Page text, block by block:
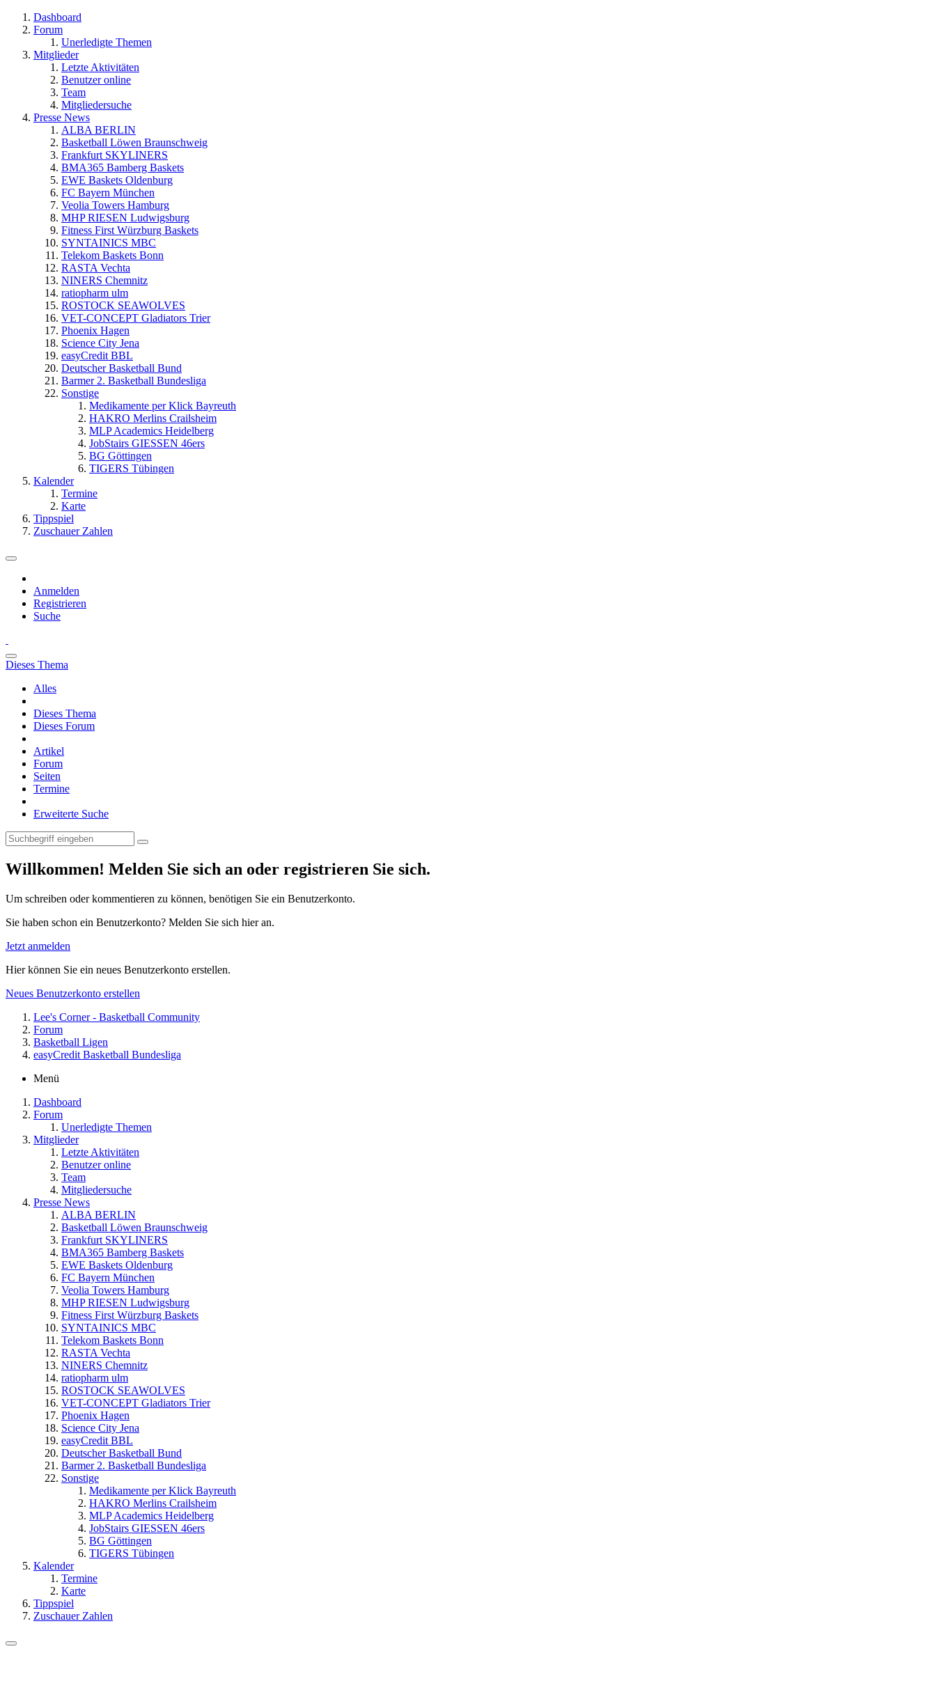
Dashboard
Forum
Unerledigte Themen
Mitglieder
Letzte Aktivitäten
Benutzer online
Team
Mitgliedersuche
Presse News
ALBA BERLIN
Basketball Löwen Braunschweig
Frankfurt SKYLINERS
BMA365 Bamberg Baskets
EWE Baskets Oldenburg
FC Bayern München
Veolia Towers Hamburg
MHP RIESEN Ludwigsburg
Fitness First Würzburg Baskets
SYNTAINICS MBC
Telekom Baskets Bonn
RASTA Vechta
NINERS Chemnitz
ratiopharm ulm
ROSTOCK SEAWOLVES
VET-CONCEPT Gladiators Trier
Phoenix Hagen
Science City Jena
easyCredit BBL
Deutscher Basketball Bund
Barmer 2. Basketball Bundesliga
Sonstige
Medikamente per Klick Bayreuth
HAKRO Merlins Crailsheim
MLP Academics Heidelberg
JobStairs GIESSEN 46ers
BG Göttingen
TIGERS Tübingen
Kalender
Termine
Karte
Tippspiel
Zuschauer Zahlen
Anmelden
Registrieren
Suche
Dieses Thema
Alles
Dieses Thema
Dieses Forum
Artikel
Forum
Seiten
Termine
Erweiterte Suche
Willkommen! Melden Sie sich an oder registrieren Sie sich.
Um schreiben oder kommentieren zu können, benötigen Sie ein Benutzerkonto.
Sie haben schon ein Benutzerkonto? Melden Sie sich hier an.
Jetzt anmelden
Hier können Sie ein neues Benutzerkonto erstellen.
Neues Benutzerkonto erstellen
Lee's Corner - Basketball Community
Forum
Basketball Ligen
easyCredit Basketball Bundesliga
Menü
Dashboard
Forum
Unerledigte Themen
Mitglieder
Letzte Aktivitäten
Benutzer online
Team
Mitgliedersuche
Presse News
ALBA BERLIN
Basketball Löwen Braunschweig
Frankfurt SKYLINERS
BMA365 Bamberg Baskets
EWE Baskets Oldenburg
FC Bayern München
Veolia Towers Hamburg
MHP RIESEN Ludwigsburg
Fitness First Würzburg Baskets
SYNTAINICS MBC
Telekom Baskets Bonn
RASTA Vechta
NINERS Chemnitz
ratiopharm ulm
ROSTOCK SEAWOLVES
VET-CONCEPT Gladiators Trier
Phoenix Hagen
Science City Jena
easyCredit BBL
Deutscher Basketball Bund
Barmer 2. Basketball Bundesliga
Sonstige
Medikamente per Klick Bayreuth
HAKRO Merlins Crailsheim
MLP Academics Heidelberg
JobStairs GIESSEN 46ers
BG Göttingen
TIGERS Tübingen
Kalender
Termine
Karte
Tippspiel
Zuschauer Zahlen